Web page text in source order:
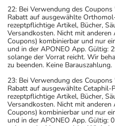
22: Bei Verwendung des
Rabatt auf ausgewählte
rezeptpflichtige Artikel, Bücher,
Versandkosten. Nicht mit
Coupons) kombinierbar und nur
und in der APONEO App. Gültig:
solange der Vorrat reicht. Wir
zu beenden. Keine Barauszahlung.
23: Bei Verwendung des
Rabatt auf ausgewählte
rezeptpflichtige Artikel, Bücher,
Versandkosten. Nicht mit
Coupons) kombinierbar und nur
und in der APONEO App. Gültig: